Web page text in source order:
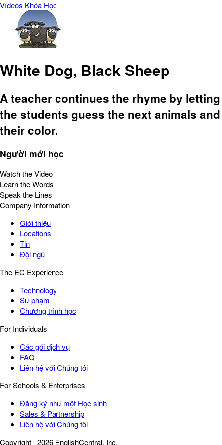
Vídeos Khóa Học
White Dog, Black Sheep
A teacher continues the rhyme by letting
the students guess the next animals and
their color.
Người mới học
Watch the Video
Learn the Words
Speak the Lines
Company Information
Giới thiệu
Locations
Tin
Đội ngũ
The EC Experience
Technology
Sư phạm
Chương trình học
For Individuals
Các gói dịch vụ
FAQ
Liên hệ với Chúng tôi
For Schools & Enterprises
Đăng ký như một Học sinh
Sales & Partnership
Liên hệ với Chúng tôi
Copyright 2026 EnglishCentral, Inc.